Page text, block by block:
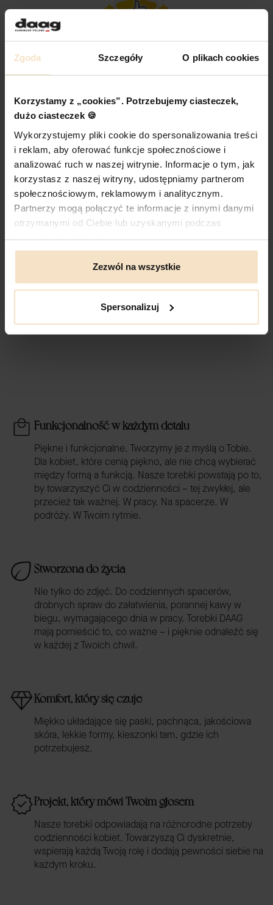
Zgoda Szczegóły O plikach cookies
Korzystamy z „cookies”. Potrzebujemy ciasteczek,
dużo ciasteczek 🍪
Wykorzystujemy pliki cookie do spersonalizowania treści
i reklam, aby oferować funkcje społecznościowe i
analizować ruch w naszej witrynie. Informacje o tym, jak
korzystasz z naszej witryny, udostępniamy partnerom
społecznościowym, reklamowym i analitycznym.
Partnerzy mogą połączyć te informacje z innymi danymi
otrzymanymi od Ciebie lub uzyskanymi podczas
korzystania z ich usług.
Zezwól na wszystkie
Spersonalizuj
Czym jest Zaufane?
100% Prawdziwe Opinie Klientów
klientów, którzy kupili u nas ten produkt.
Możesz wybrać swój preferowany układ:
Siatka Lista
2 reviews
Agnieszka
Przepiękne
Anna
Czy polecisz nas
innym? - Tak,
wygląda pięknie
Funkcjonalność w każdym detalu
Piękne i funkcjonalne. Tworzymy je z myślą o Tobie.
Dla kobiet, które cenią piękno, ale nie chcą wybierać
między formą a funkcją. Nasze torebki powstają po to,
by towarzyszyć Ci w codzienności – tej zwykłej, ale
przecież tak ważnej. W pracy. Na spacerze. W
podróży. W Twoim rytmie.
Stworzona do życia
Nie tylko do zdjęć. Do codziennych spacerów,
drobnych spraw do załatwienia, porannej kawy w
biegu, wymagającego dnia w pracy. Torebki DAAG
mają pomieścić to, co ważne – i pięknie odnaleźć się
w każdej z Twoich chwil.
Komfort, który się czuje
Miękko układające się paski, pachnąca, jakościowa
skóra, lekkie formy, kieszonki tam, gdzie ich
potrzebujesz.
Projekt, który mówi Twoim głosem
Nasze torebki odpowiadają na różnorodne potrzeby
codzienności kobiet. Towarzyszą Ci dyskretnie,
wspierają każdą Twoją rolę i dodają pewności siebie na
każdym kroku.